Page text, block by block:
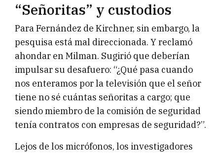
“Señoritas” y custodios
Para Fernández de Kirchner, sin embargo, la
pesquisa está mal direccionada. Y reclamó
ahondar en Milman. Sugirió que deberían
impulsar su desafuero: “¿Qué pasa cuando
nos enteramos por la televisión que el señor
tiene no sé cuántas señoritas a cargo; que
siendo miembro de la comisión de seguridad
tenía contratos con empresas de seguridad?”.
Lejos de los micrófonos, los investigadores